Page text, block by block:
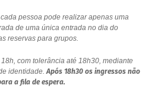
pessoa pode realizar apenas uma
de uma única entrada no dia do
reservas para grupos.
com tolerância até 18h30, mediante
identidade.Após 18h30 os ingressos não
a fila de espera.